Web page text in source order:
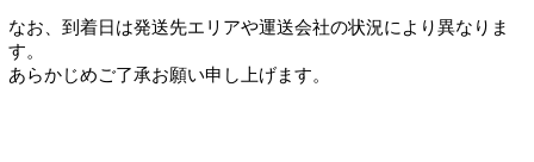
なお、到着日は発送先エリアや運送会社の状況により異なりま
す。
あらかじめご了承お願い申し上げます。